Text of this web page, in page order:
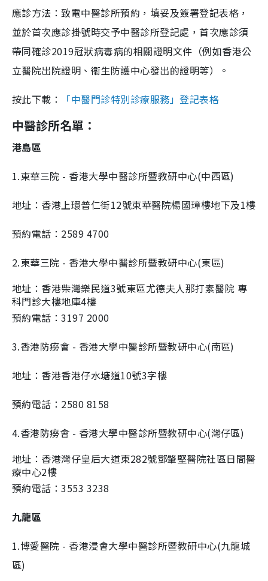
應診方法：致電中醫診所預約，填妥及簽署登記表格，
並於首次應診掛號時交予中醫診所登記處，首次應診須
帶同確診2019冠狀病毒病的相關證明文件（例如香港公
立醫院出院證明、衞生防護中心發出的證明等）。
按此下載：
「中醫門診特別診療服務」登記表格
中醫診所名單：
港島區
1.東華三院 - 香港大學中醫診所暨教研中心(中西區)
地址：香港上環普仁街12號東華醫院楊國璋樓地下及1樓
預約電話：2589 4700
2.東華三院 - 香港大學中醫診所暨教研中心(東區)
地址：香港柴灣樂民道3號東區尤德夫人那打素醫院 專
科門診大樓地庫4樓
預約電話：3197 2000
3.香港防癆會 - 香港大學中醫診所暨教研中心(南區)
地址：香港香港仔水塘道10號3字樓
預約電話：2580 8158
4.香港防癆會 - 香港大學中醫診所暨教研中心(灣仔區)
地址：香港灣仔皇后大道東282號鄧肇堅醫院社區日間醫
療中心2樓
預約電話：3553 3238
九龍區
1.博愛醫院 - 香港浸會大學中醫診所暨教研中心(九龍城
區)